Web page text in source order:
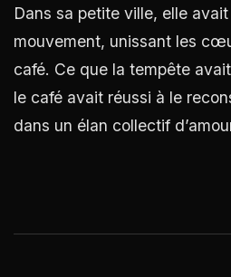
Dans sa petite ville, elle
mouvement, unissant les
café. Ce que la tempête
le café avait réussi à le
dans un élan collectif